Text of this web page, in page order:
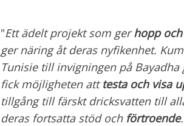
"Ett ädelt projekt som gerhopp
ger näring åt deras nyfikenhet.
Tunisie till invigningen på Bayadha
fick möjligheten atttesta och visa
tillgång till färskt dricksvatten till
deras fortsatta stöd och förtroende.